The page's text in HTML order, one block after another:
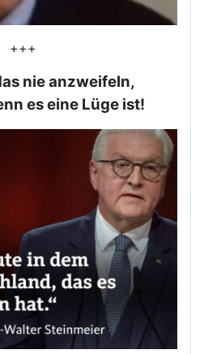
+++
nie anzweifeln,
es eine Lüge ist!